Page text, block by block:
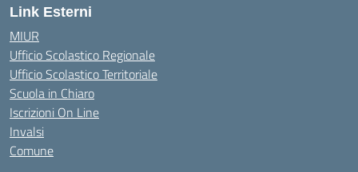
Link Esterni
MIUR
Ufficio Scolastico Regionale
Ufficio Scolastico Territoriale
Scuola in Chiaro
Iscrizioni On Line
Invalsi
Comune